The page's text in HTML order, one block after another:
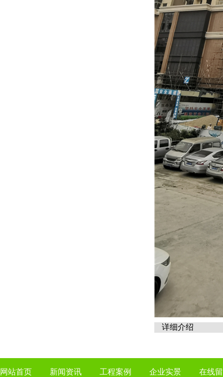
详细介绍
网站首页 新闻资讯 工程案例 企业实景 在线